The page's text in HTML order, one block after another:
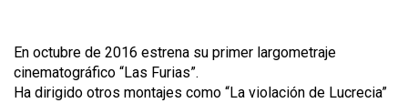
En octubre de 2016 estrena su primer largometraje
cinematográfico “Las Furias”.
Ha dirigido otros montajes como “La violación de Lucrecia”